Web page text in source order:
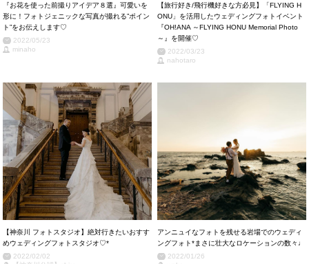
『お花を使った前撮りアイデア８選』可愛いを
形に！フォトジェニックな写真が撮れる”ポイン
ト”をお伝えします♡
2022/05/23
minaho
【旅行好き/飛行機好きな方必見】「FLYING H
ONU」を活用したウェディングフォトイベント
『OH!ANA ～FLYING HONU Memorial Photo
～』を開催♡
2022/03/23
nahotaro
【神奈川 フォトスタジオ】絶対行きたいおすす
めウェディングフォトスタジオ♡*
2022/02/02
アンニュイなフォトを残せる岩場でのウェディ
ングフォト*まさに壮大なロケーションの数々♩
2022/01/26